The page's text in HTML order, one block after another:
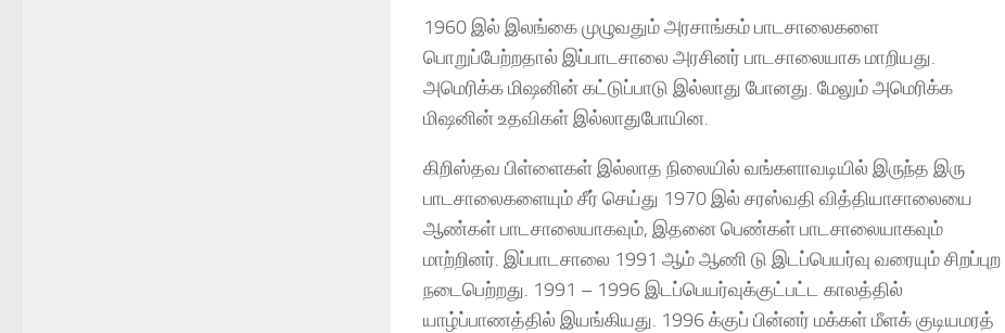
1960 இல் இலங்கை முழுவதும் அரசாங்கம் பாடசாலைகளை
பொறுப்பேற்றதால் இப்பாடசாலை அரசினர் பாடசாலையாக மாறியது.
அமெரிக்க மிஷனின் கட்டுப்பாடு இல்லாது போனது. மேலும் அமெரிக்க
மிஷனின் உதவிகள் இல்லாதுபோயின.
கிறிஸ்தவ பிள்ளைகள் இல்லாத நிலையில் வங்களாவடியில் இருந்த இரு
பாடசாலைகளையும் சீர் செய்து 1970 இல் சரஸ்வதி வித்தியாசாலையை
ஆண்கள் பாடசாலையாகவும், இதனை பெண்கள் பாடசாலையாகவும்
மாற்றினர். இப்பாடசாலை 1991 ஆம் ஆணி டு இடப்பெயர்வு வரையும் சிறப்புற
நடைபெற்றது. 1991 – 1996 இடப்பெயர்வுக்குட்பட்ட காலத்தில்
யாழ்ப்பாணத்தில் இயங்கியது. 1996 க்குப் பின்னர் மக்கள் மீளக் குடியமரத்